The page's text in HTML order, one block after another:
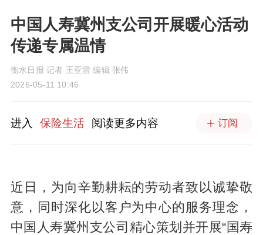
中国人寿冀州支公司开展暖心活动
传递专属温情
衡水日报 记者 王亚雷 编辑 张伟
2026-05-11 10:46
进入 保险生活 阅读更多内容 订阅
近日，为向辛勤耕耘的劳动者致以诚挚敬
意，同时深化以客户为中心的服务理念，
中国人寿冀州支公司精心策划并开展“国寿